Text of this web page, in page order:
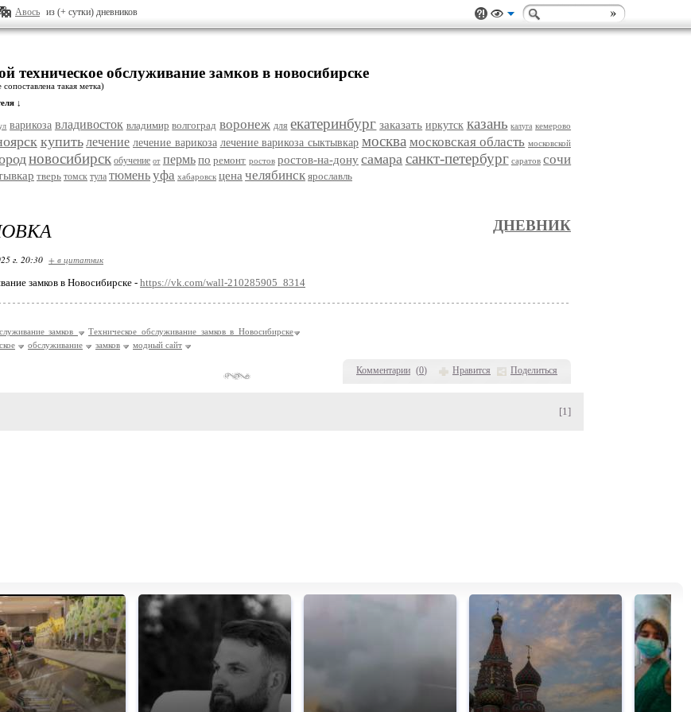
Авось из (+ сутки) дневников
техническое обслуживание замков в новосибирске
сопоставлена такая метка)
↓
варикоза владивосток владимир волгоград воронеж для екатеринбург заказать иркутск казань калуга кемерово
купить лечение лечение варикоза лечение варикоза сыктывкар москва московская область московской
новосибирск обучение от пермь по ремонт ростов ростов-на-дону самара санкт-петербург саратов сочи
тверь томск тула тюменьуфа хабаровск цена челябинск ярославль
Комментарии (0) Нравится Поделиться
ДНЕВНИК
г. 20:30 + в цитатник
замков в Новосибирске - https://vk.com/wall-210285905_8314
замков
Техническое обслуживание замков в Новосибирске
обслуживание замков модный сайт
[1]